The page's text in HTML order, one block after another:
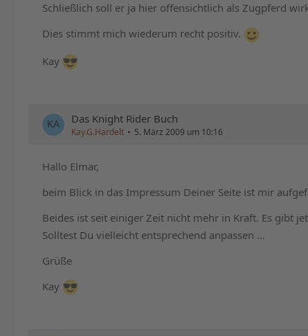
Naja Marketing eben.
Wird mal wieder ein Köder ausgeworfen.
Aber dennoch alles viel Vergnügen mit der neuen
http://www.knightrider2000.de
Schließlich soll er ja hier offensichtlich als Zugpferd
Dies stimmt mich wiederum recht positiv.
Kay
Das Knight Rider Buch
Kay.G.Hardelt 5. März 2009 um 10:16
Hallo Elmar,
beim Blick in das Impressum Deiner Seite ist mir
Beides ist seit einiger Zeit nicht mehr in Kraft. Es gibt
Solltest Du vielleicht entsprechend anpassen ...
Grüße
Kay